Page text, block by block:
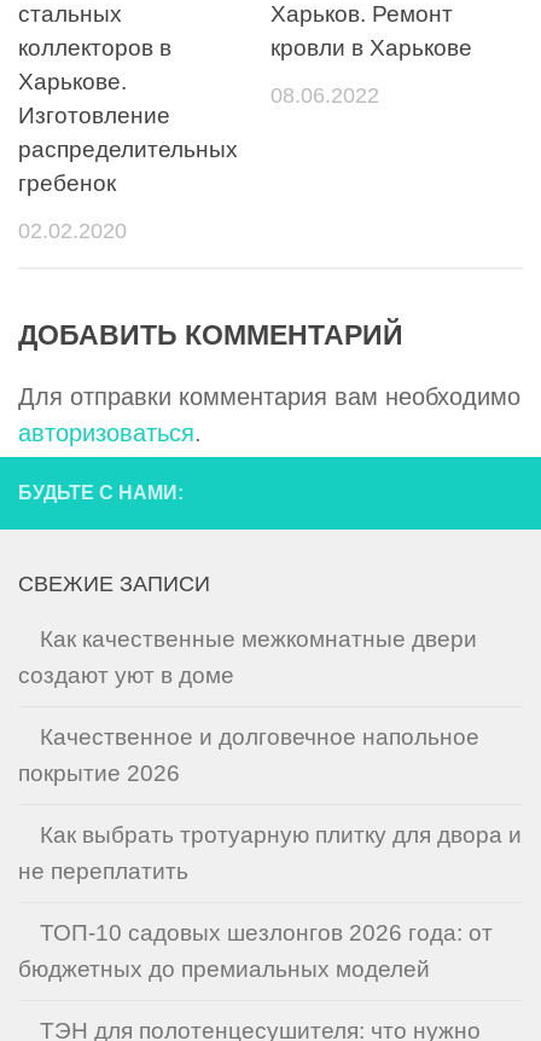
стальных
коллекторов в
Харькове.
Изготовление
распределительных
гребенок
02.02.2020
Харьков. Ремонт
кровли в Харькове
08.06.2022
ДОБАВИТЬ КОММЕНТАРИЙ
Для отправки комментария вам необходимо
авторизоваться.
БУДЬТЕ С НАМИ:
СВЕЖИЕ ЗАПИСИ
Как качественные межкомнатные двери
создают уют в доме
Качественное и долговечное напольное
покрытие 2026
Как выбрать тротуарную плитку для двора и
не переплатить
ТОП-10 садовых шезлонгов 2026 года: от
бюджетных до премиальных моделей
ТЭН для полотенцесушителя: что нужно